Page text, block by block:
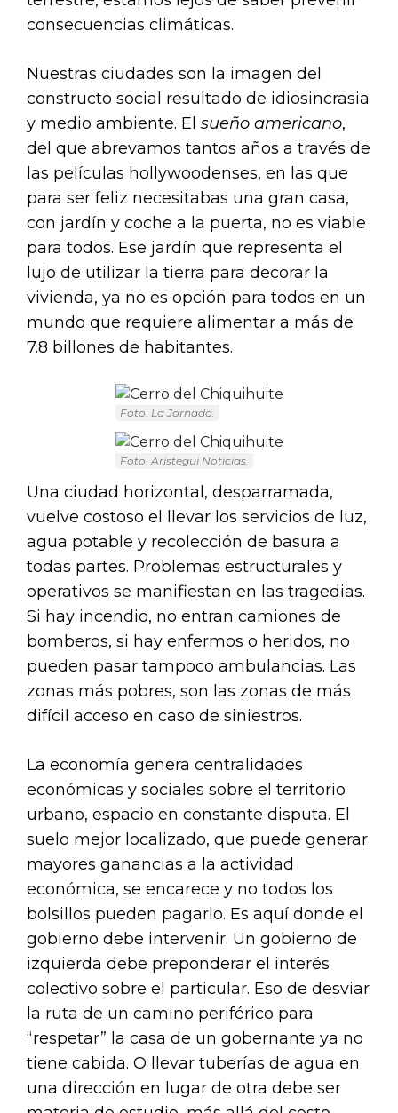
consecuencias climáticas.
Nuestras ciudades son la imagen del
constructo social resultado de idiosincrasia
y medio ambiente. El sueño americano,
del que abrevamos tantos años a través de
las películas hollywoodenses, en las que
para ser feliz necesitabas una gran casa,
con jardín y coche a la puerta, no es viable
para todos. Ese jardín que representa el
lujo de utilizar la tierra para decorar la
vivienda, ya no es opción para todos en un
mundo que requiere alimentar a más de
7.8 billones de habitantes.
Foto: La Jornada.
Foto: Aristegui Noticias.
Una ciudad horizontal, desparramada,
vuelve costoso el llevar los servicios de luz,
agua potable y recolección de basura a
todas partes. Problemas estructurales y
operativos se manifiestan en las tragedias.
Si hay incendio, no entran camiones de
bomberos, si hay enfermos o heridos, no
pueden pasar tampoco ambulancias. Las
zonas más pobres, son las zonas de más
difícil acceso en caso de siniestros.
La economía genera centralidades
económicas y sociales sobre el territorio
urbano, espacio en constante disputa. El
suelo mejor localizado, que puede generar
mayores ganancias a la actividad
económica, se encarece y no todos los
bolsillos pueden pagarlo. Es aquí donde el
gobierno debe intervenir. Un gobierno de
izquierda debe preponderar el interés
colectivo sobre el particular. Eso de desviar
la ruta de un camino periférico para
“respetar” la casa de un gobernante ya no
tiene cabida. O llevar tuberías de agua en
una dirección en lugar de otra debe ser